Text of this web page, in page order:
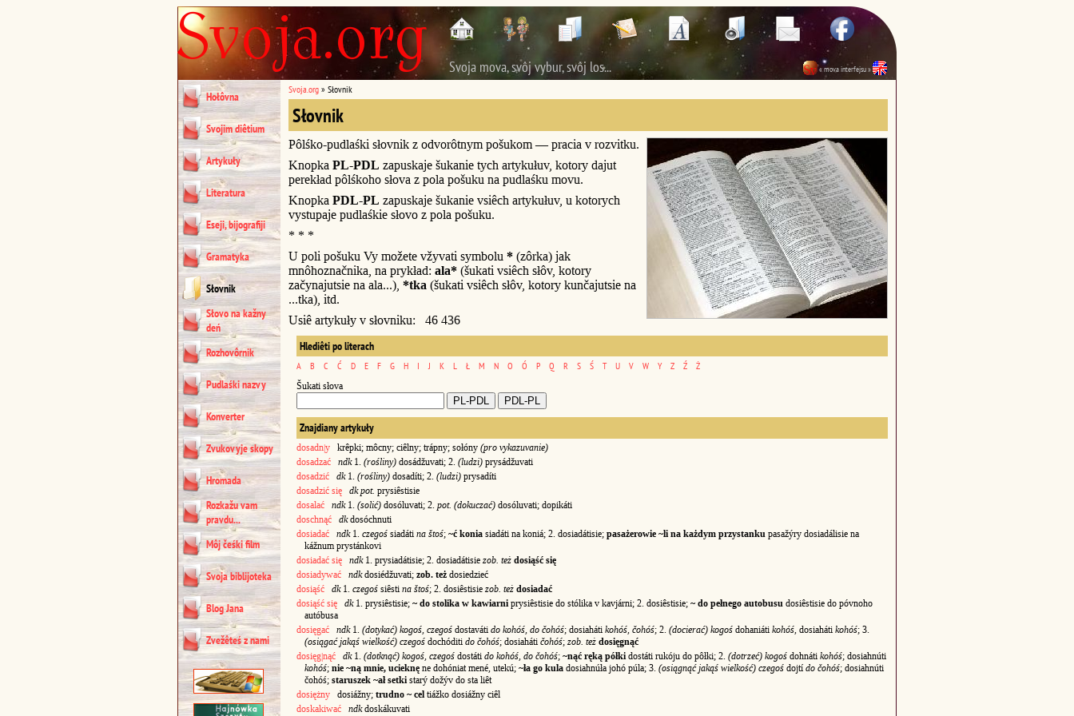
Svoja mova, svôj vybur, svôj los... « mova interfejsu »
Hołôvna
Svojim diêtium
Artykuły
Literatura
Eseji, bijografiji
Gramatyka
Słovnik
Słovo na kažny
deń
Rozhovôrnik
Pudlaśki nazvy
Konverter
Zvukovyje skopy
Hromada
Rozkažu vam
pravdu...
Môj čeśki film
Svoja biblijoteka
Blog Jana
Zvežêteś z nami
Svoja.org » Słovnik
Słovnik
Pôlśko-pudlaśki słovnik z odvorôtnym pošukom — pracia v rozvitku.
Knopka PL-PDL zapuskaje šukanie tych artykułuv, kotory dajut
perekład pôlśkoho słova z pola pošuku na pudlaśku movu.
Knopka PDL-PL zapuskaje šukanie vsiêch artykułuv, u kotorych
vystupaje pudlaśkie słovo z pola pošuku.
* * *
U poli pošuku Vy možete vžyvati symbolu * (zôrka) jak
mnôhoznačnika, na prykład: ala* (šukati vsiêch słôv, kotory
začynajutsie na ala...), *tka (šukati vsiêch słôv, kotory kunčajutsie na
...tka), itd.
Usiê artykuły v słovniku: 46 436
Hlediêti po literach
A B C Ć D E F G H I J K L Ł M N O Ó P Q R S Ś T U V W Y Z Ź Ż
Šukati słova
Znajdiany artykuły
dosadn|y krêpki; môcny; ciêlny; trápny; sołóny (pro vykazuvanie)
dosadzać
ndk1. (rośliny) dosádžuvati; 2. (ludzi) prysádžuvati
dosadzić
dk1. (rośliny) dosadíti; 2. (ludzi) prysadíti
dosadzić się
dk pot. prysiêstisie
dosalać
ndk1. (solić) dosóluvati; 2. pot. (dokuczać) dosóluvati; dopikáti
doschnąć
dkdosóchnuti
dosiadać
ndk1. czegoś siadáti na štoś; ~ć konia siadáti na koniá; 2. dosiadátisie; pasażerowie ~li na każdym przystanku pasažýry dosiadálisie na
kážnum prystánkovi
dosiadać się
ndk1. prysiadátisie; 2. dosiadátisie zob. też dosiąść się
dosiadywać
ndkdosiédžuvati; zob. też dosiedzieć
dosiąść
dk1. czegoś siêsti na štoś; 2. dosiêstisie zob. też dosiadać
dosiąść się
dk1. prysiêstisie; ~ do stolika w kawiarni prysiêstisie do stólika v kavjárni; 2. dosiêstisie; ~ do pełnego autobusu dosiêstisie do póvnoho
autóbusa
dosięgać
ndk1. (dotykać) kogoś, czegoś dostaváti do kohóś, do čohóś; dosiaháti kohóś, čohóś; 2. (docierać) kogoś dohaniáti kohóś , dosiaháti kohóś; 3.
(osiągać jakąś wielkość) czegoś dochóditi do čohóś; dosiaháti čohóś; zob. też dosięgnąć
dosięg|nąć
dk1. (dotknąć) kogoś, czegoś dostáti do kohóś, do čohóś; ~nąć ręką półki dostáti rukóju do pôłki; 2. (dotrzeć) kogoś dohnáti kohóś; dosiahnúti
kohóś; nie ~ną mnie, ucieknę ne dohóniat mené, utekú; ~ła go kula dosiahnúła johó púla; 3. (osiągnąć jakąś wielkość) czegoś dojtí do čohóś; dosiahnúti
čohóś; staruszek ~ał setki starý dožýv do sta liêt
dosiężny dosiážny; trudno ~ cel tiážko dosiážny ciêl
doskakiwać
ndkdoskákuvati